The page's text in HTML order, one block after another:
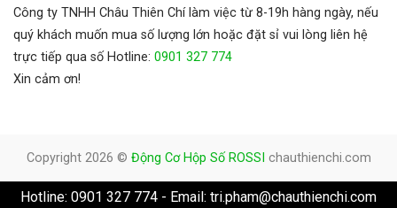
Công ty TNHH Châu Thiên Chí làm việc từ 8-19h hàng ngày, nếu
quý khách muốn mua số lượng lớn hoặc đặt sỉ vui lòng liên hệ
trực tiếp qua số Hotline: 0901 327 774
Xin cảm ơn!
Copyright 2026 © Động Cơ Hộp Số ROSSI chauthienchi.com
Hotline: 0901 327 774 - Email: tri.pham@chauthienchi.com